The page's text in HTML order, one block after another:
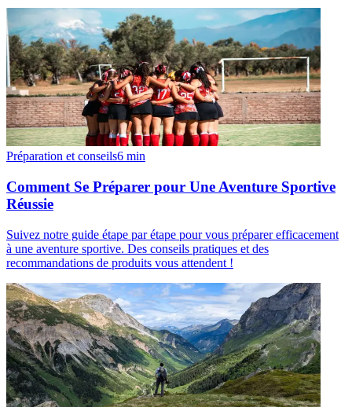
Préparation et conseils6 min
Comment Se Préparer pour Une Aventure Sportive
Réussie
Suivez notre guide étape par étape pour vous préparer efficacement
à une aventure sportive. Des conseils pratiques et des
recommandations de produits vous attendent !